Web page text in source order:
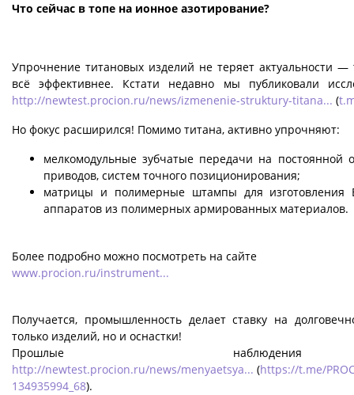
Что сейчас в топе на ионное азотирование?
Упрочнение титановых изделий не теряет актуальности —
всё эффективнее. Кстати недавно мы публиковали
http://newtest.procion.ru/news/izmenenie-struktury-titana... (
Но фокус расширился! Помимо титана, активно упрочняют:
мелкомодульные зубчатые передачи на постоянной
приводов, систем точного позиционирования;
матрицы и полимерные штампы для
аппаратов из полимерных армированных материалов.
Более подробно можно посмотреть на сайте
www.procion.ru/instrument...
Получается, промышленность делает ставку на
только изделий, но и оснастки!
Прошлые
http://newtest.procion.ru/news/menyaetsya... (https://t.me/
134935994_68).